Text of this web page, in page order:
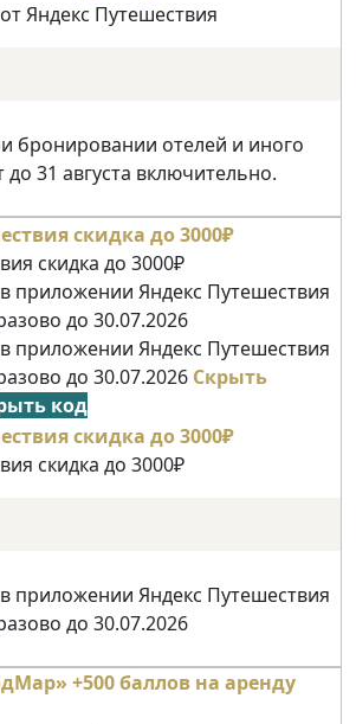
Яндекс Путешествия
бронировании отелей и иного
31 августа включительно.
скидка до 3000₽
приложении Яндекс Путешествия
до 30.07.2026
приложении Яндекс Путешествия
до 30.07.2026 Скрыть
код
скидка до 3000₽
приложении Яндекс Путешествия
до 30.07.2026